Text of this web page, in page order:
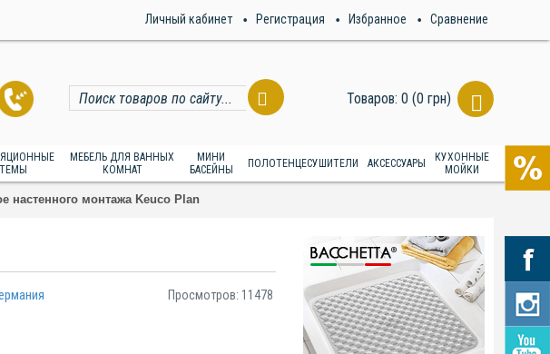
Сравнение
Избранное
Регистрация
Личный кабинет
Товаров: 0 (0 грн)
МЕБЕЛЬ ДЛЯ ВАННЫХ
КОМНАТ
МИНИ
БАСЕЙНЫ
ПОЛОТЕНЦЕСУШИТЕЛИ АКСЕССУАРЫ
КУХОННЫЕ
МОЙКИ
настенного монтажа Keuco Plan
Просмотров: 11478